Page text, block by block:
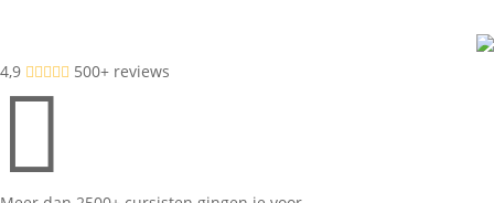
4,9      500+ reviews
